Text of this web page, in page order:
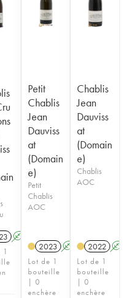
A
1
Petit
Chablis
Jean
Dauviss
at
(Domain
e)
Petit
Chablis
AOC
2023 A
Lot de 1
bouteille
| 0
enchère
Chablis
Jean
Dauviss
at
(Domain
e)
Chablis
AOC
2022 A
Lot de 1
bouteille
| 0
enchère